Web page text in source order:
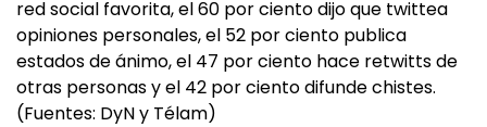
red social favorita, el 60 por ciento dijo que twittea
opiniones personales, el 52 por ciento publica
estados de ánimo, el 47 por ciento hace retwitts de
otras personas y el 42 por ciento difunde chistes.
(Fuentes: DyN y Télam)